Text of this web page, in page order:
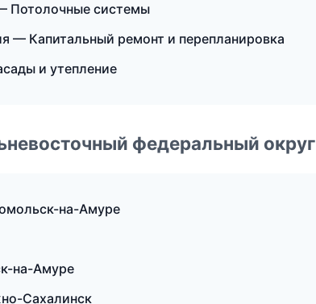
Потолочные системы
— Капитальный ремонт и перепланировка
и утепление
федеральный округ
на-Амуре
на-Амуре
Сахалинск